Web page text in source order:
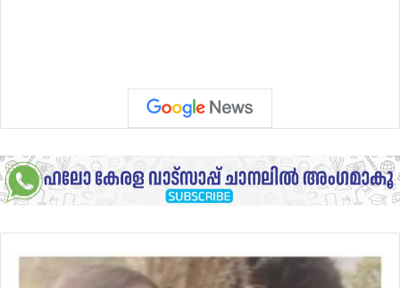
ബൈക്കിന്
പിന്നിലേക്ക്